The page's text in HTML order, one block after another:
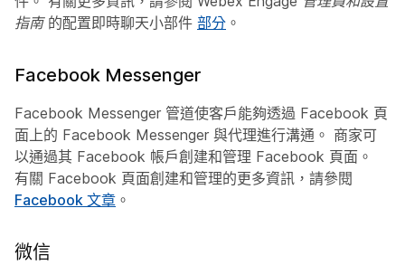
指南的配置即時聊天小部件 部分 。
Facebook Messenger
Facebook Messenger 管道使客戶能夠透過 Facebook 頁
面上的 Facebook Messenger 與代理進行溝通。 商家可
以通過其 Facebook 帳戶創建和管理 Facebook 頁面。
有關 Facebook 頁面創建和管理的更多資訊，請參閱
Facebook 文章 。
微信